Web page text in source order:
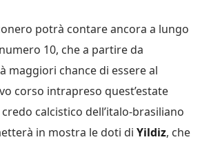
potrà contare ancora a lungo
10, che a partire da
maggiori chance di essere al
corso intrapreso quest’estate
calcistico dell’italo-brasiliano
in mostra le doti di Yildiz, che